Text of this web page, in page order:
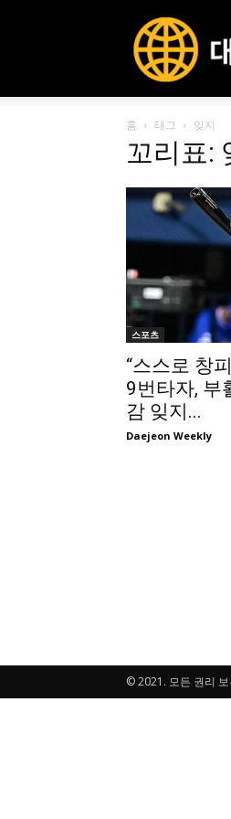
전
주
홈 태그 잊지
꼬리표:
스포츠
“스스로 창
9번타자, 부
감 잊지...
Daejeon Weekly
© 2021. 모든 권리